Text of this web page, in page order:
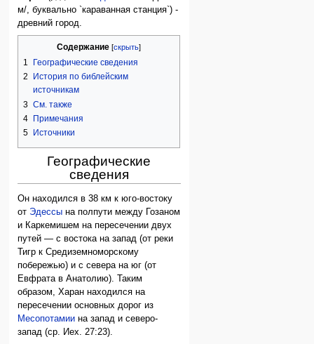
м/, буквально `караванная станция`) -
древний город.
Содержание
1
Географические сведения
2
История по библейским
источникам
3 См. также
4 Примечания
5
Источники
Географические
сведения
Он находился в 38 км к юго-востоку
от Эдессы на полпути между Гозаном
и Каркемишем на пересечении двух
путей — с востока на запад (от реки
Тигр к Средиземноморскому
побережью) и с севера на юг (от
Евфрата в Анатолию). Таким
образом, Харан находился на
пересечении основных дорог из
Месопотамии на запад и северо-
запад (ср. Иех. 27:23).